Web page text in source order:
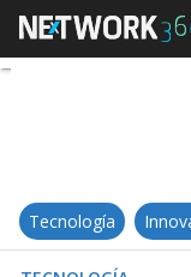
Tecnología